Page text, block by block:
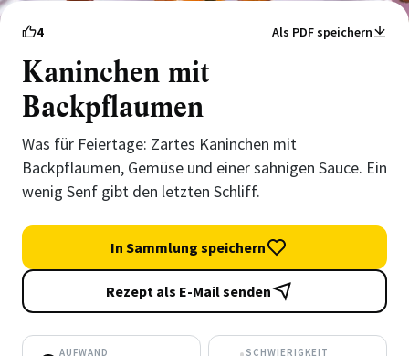
4 Als PDF speichern
Kaninchen mit
Backpflaumen
Was für Feiertage: Zartes Kaninchen mit
Backpflaumen, Gemüse und einer sahnigen Sauce. Ein
wenig Senf gibt den letzten Schliff.
In Sammlung speichern
Rezept als E-Mail senden
AUFWAND SCHWIERIGKEIT